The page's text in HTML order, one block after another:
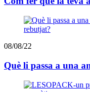
08/08/22
Què li passa a una